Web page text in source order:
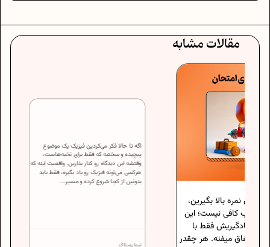
مقالات مشابه
بگیرین،
نیست؛ این
فقط با
هر چقدر